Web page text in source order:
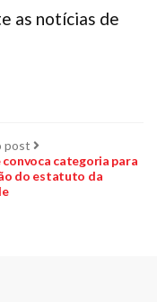
as notícias de
post Próximo
post:
convoca categoria para
do estatuto da